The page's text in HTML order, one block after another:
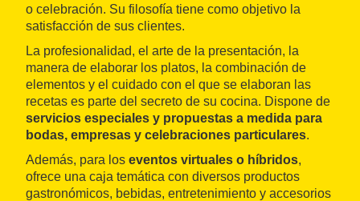
o celebración. Su filosofía tiene como objetivo la
satisfacción de sus clientes.
La profesionalidad, el arte de la presentación, la
manera de elaborar los platos, la combinación de
elementos y el cuidado con el que se elaboran las
recetas es parte del secreto de su cocina. Dispone de
servicios especiales y propuestas a medida para
bodas, empresas y celebraciones particulares.
Además, para los eventos virtuales o híbridos,
ofrece una caja temática con diversos productos
gastronómicos, bebidas, entretenimiento y accesorios